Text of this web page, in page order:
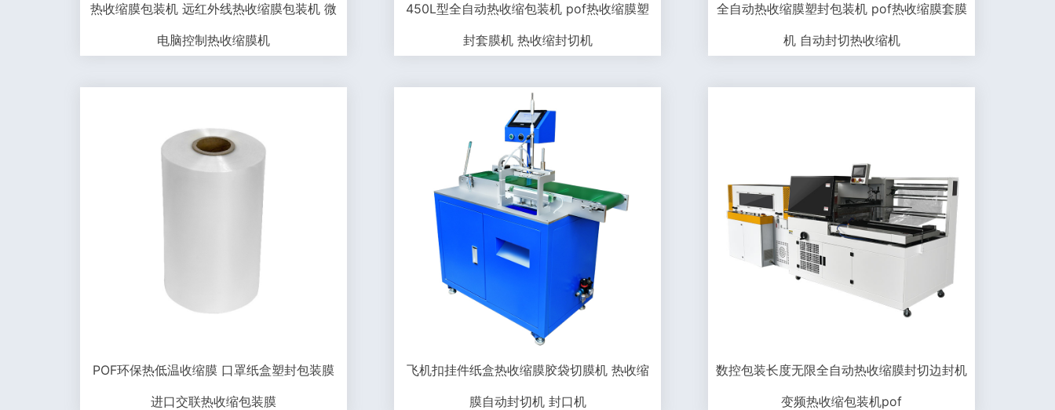
热收缩膜包装机 远红外线热收缩膜包装机 微
电脑控制热收缩膜机
450L型全自动热收缩包装机 pof热收缩膜塑
封套膜机 热收缩封切机
全自动热收缩膜塑封包装机 pof热收缩膜套膜
机 自动封切热收缩机
POF环保热低温收缩膜 口罩纸盒塑封包装膜
进口交联热收缩包装膜
飞机扣挂件纸盒热收缩膜胶袋切膜机 热收缩
膜自动封切机 封口机
数控包装长度无限全自动热收缩膜封切边封机
变频热收缩包装机pof